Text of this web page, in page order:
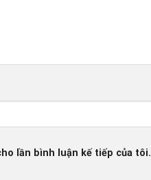
lần bình luận kế tiếp của tôi.